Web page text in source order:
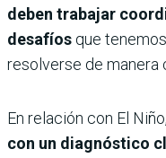
deben trabajar
desafíos que
resolverse de manera
En relación con El
con un diagnóstico